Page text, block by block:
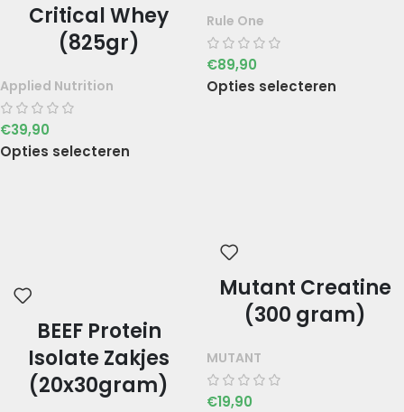
Critical Whey
(825gr)
Applied Nutrition
€39,90
Opties selecteren
Rule One
€89,90
Opties selecteren
BEEF Protein
Isolate Zakjes
(20x30gram)
Mutant Creatine
(300 gram)
MUTANT
€19,90